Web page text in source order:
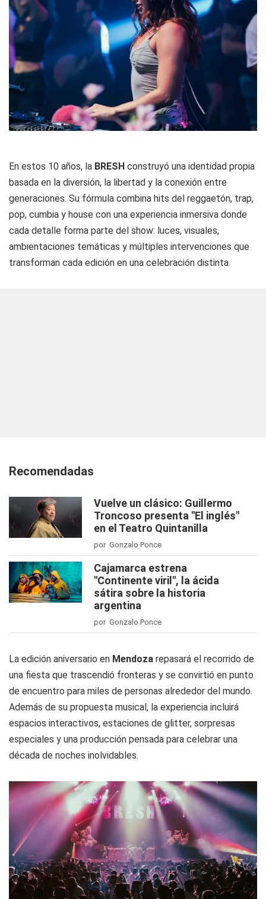
En estos 10 años, la BRESH construyó una identidad propia
basada en la diversión, la libertad y la conexión entre
generaciones. Su fórmula combina hits del reggaetón, trap,
pop, cumbia y house con una experiencia inmersiva donde
cada detalle forma parte del show: luces, visuales,
ambientaciones temáticas y múltiples intervenciones que
transforman cada edición en una celebración distinta.
Recomendadas
Vuelve un clásico: Guillermo
Troncoso presenta "El inglés"
en el Teatro Quintanilla
por Gonzalo Ponce
Cajamarca estrena
"Continente viril", la ácida
sátira sobre la historia
argentina
por Gonzalo Ponce
La edición aniversario en Mendoza repasará el recorrido de
una fiesta que trascendió fronteras y se convirtió en punto
de encuentro para miles de personas alrededor del mundo.
Además de su propuesta musical, la experiencia incluirá
espacios interactivos, estaciones de glitter, sorpresas
especiales y una producción pensada para celebrar una
década de noches inolvidables.